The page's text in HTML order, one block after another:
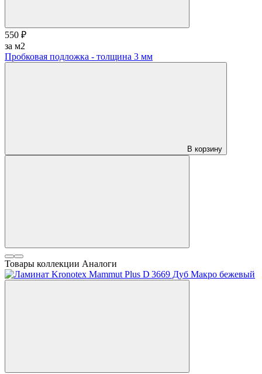
550 ₽
за м2
Пробковая подложка - толщина 3 мм
В корзину
Товары коллекции Аналоги